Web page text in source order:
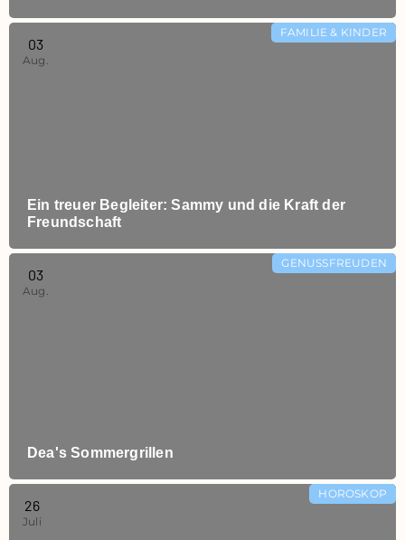
Ein treuer Begleiter: Sammy und die Kraft der
Freundschaft
FAMILIE & KINDER
03
Aug.
Dea's Sommergrillen
GENUSSFREUDEN
03
Aug.
HOROSKOP
26
Juli